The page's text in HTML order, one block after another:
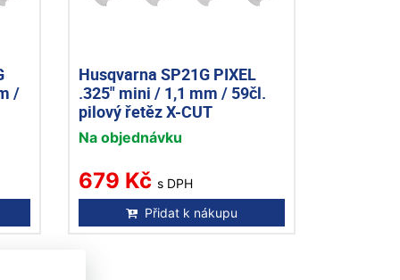
/
Husqvarna SP21G PIXEL
.325" mini / 1,1 mm / 59čl.
pilový řetěz X-CUT
Na objednávku
679 Kč s DPH
Přidat k nákupu